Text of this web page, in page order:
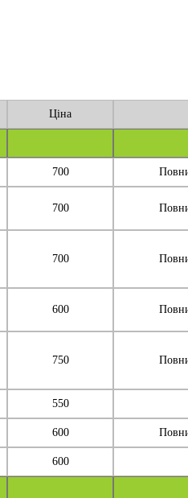
Ціна
700
700
700
600
750
550
600
600